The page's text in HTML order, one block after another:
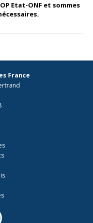
Etat-ONF et sommes
France